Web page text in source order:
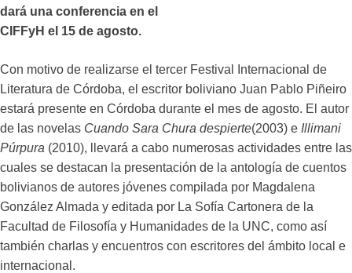
dará una conferencia en el
CIFFyH el 15 de agosto.
Con motivo de realizarse el tercer Festival Internacional de
Literatura de Córdoba, el escritor boliviano Juan Pablo Piñeiro
estará presente en Córdoba durante el mes de agosto. El autor
de las novelas Cuando Sara Chura despierte(2003) e Illimani
Púrpura (2010), llevará a cabo numerosas actividades entre las
cuales se destacan la presentación de la antología de cuentos
bolivianos de autores jóvenes compilada por Magdalena
González Almada y editada por La Sofía Cartonera de la
Facultad de Filosofía y Humanidades de la UNC, como así
también charlas y encuentros con escritores del ámbito local e
internacional.